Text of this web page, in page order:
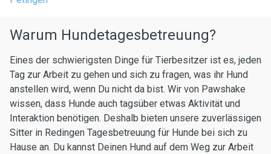
Warum Hundetagesbetreuung?
Eines der schwierigsten Dinge für Tierbesitzer ist es, jeden
Tag zur Arbeit zu gehen und sich zu fragen, was ihr Hund
anstellen wird, wenn Du nicht da bist. Wir von Pawshake
wissen, dass Hunde auch tagsüber etwas Aktivität und
Interaktion benötigen. Deshalb bieten unsere zuverlässigen
Sitter in Redingen Tagesbetreuung für Hunde bei sich zu
Hause an. Du kannst Deinen Hund auf dem Weg zur Arbeit